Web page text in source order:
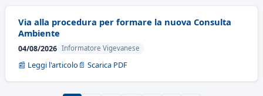
Via alla procedura per formare la nuova Consulta
Ambiente
04/08/2026 Informatore Vigevanese
📰 Leggi l'articolo 📄 Scarica PDF